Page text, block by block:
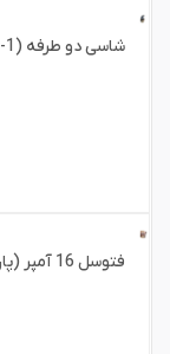
شاسی دو طرفه (1-0-2) (پارس فانال)
فتوسل 16 آمپر (پارس فانال)